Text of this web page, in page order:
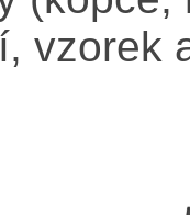
vzorek